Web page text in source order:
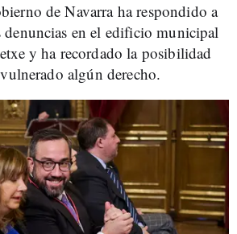
de Navarra ha respondido a
en el edificio municipal
y ha recordado la posibilidad
algún derecho.